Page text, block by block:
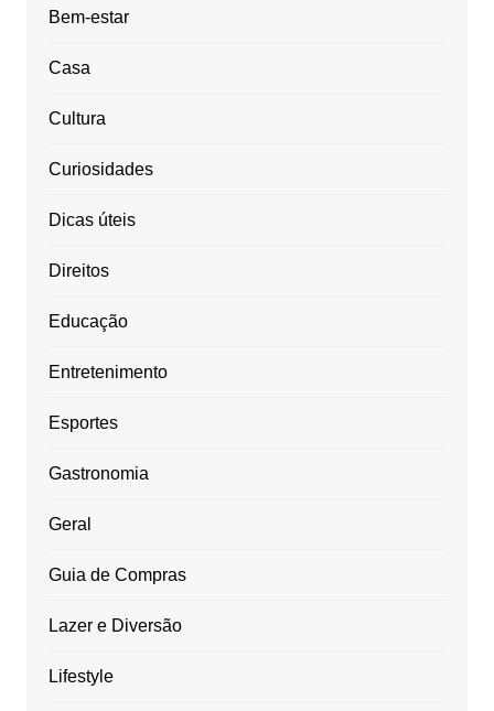
Bem-estar
Casa
Cultura
Curiosidades
Dicas úteis
Direitos
Educação
Entretenimento
Esportes
Gastronomia
Geral
Guia de Compras
Lazer e Diversão
Lifestyle